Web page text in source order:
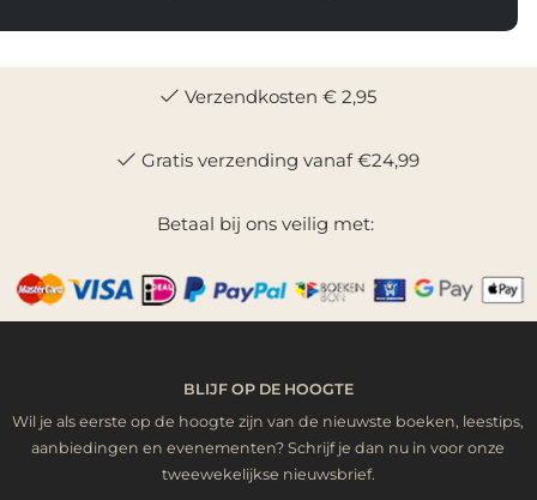
Verzendkosten € 2,95
Gratis verzending vanaf €24,99
Betaal bij ons veilig met:
BLIJF OP DE HOOGTE
Wil je als eerste op de hoogte zijn van de nieuwste boeken, leestips,
aanbiedingen en evenementen? Schrijf je dan nu in voor onze
tweewekelijkse nieuwsbrief.